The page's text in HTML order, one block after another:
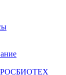
РОСБИОТЕХ